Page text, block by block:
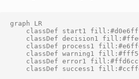
graph LR
classDef start1
classDef decision1
classDef process1
classDef warning1
classDef error1
classDef success1